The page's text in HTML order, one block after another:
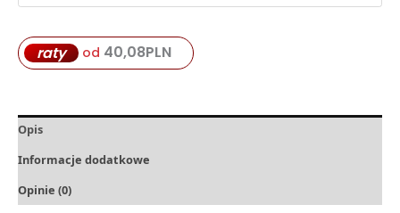
raty od 40,08PLN
Opis
Informacje dodatkowe
Opinie (0)